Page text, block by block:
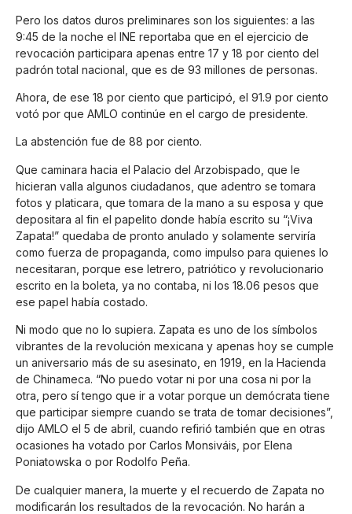
Pero los datos duros preliminares son los siguientes: a las
9:45 de la noche el INE reportaba que en el ejercicio de
revocación participara apenas entre 17 y 18 por ciento del
padrón total nacional, que es de 93 millones de personas.
Ahora, de ese 18 por ciento que participó, el 91.9 por ciento
votó por que AMLO continúe en el cargo de presidente.
La abstención fue de 88 por ciento.
Que caminara hacia el Palacio del Arzobispado, que le
hicieran valla algunos ciudadanos, que adentro se tomara
fotos y platicara, que tomara de la mano a su esposa y que
depositara al fin el papelito donde había escrito su “¡Viva
Zapata!” quedaba de pronto anulado y solamente serviría
como fuerza de propaganda, como impulso para quienes lo
necesitaran, porque ese letrero, patriótico y revolucionario
escrito en la boleta, ya no contaba, ni los 18.06 pesos que
ese papel había costado.
Ni modo que no lo supiera. Zapata es uno de los símbolos
vibrantes de la revolución mexicana y apenas hoy se cumple
un aniversario más de su asesinato, en 1919, en la Hacienda
de Chinameca. “No puedo votar ni por una cosa ni por la
otra, pero sí tengo que ir a votar porque un demócrata tiene
que participar siempre cuando se trata de tomar decisiones”,
dijo AMLO el 5 de abril, cuando refirió también que en otras
ocasiones ha votado por Carlos Monsiváis, por Elena
Poniatowska o por Rodolfo Peña.
De cualquier manera, la muerte y el recuerdo de Zapata no
modificarán los resultados de la revocación. No harán a